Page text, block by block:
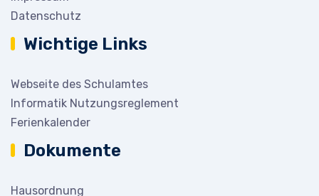
Datenschutz
Wichtige Links
Webseite des Schulamtes
Informatik Nutzungsreglement
Ferienkalender
Dokumente
Hausordnung